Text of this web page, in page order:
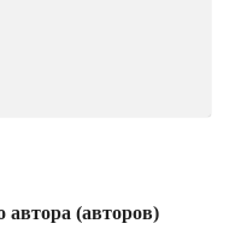
автора (авторов)